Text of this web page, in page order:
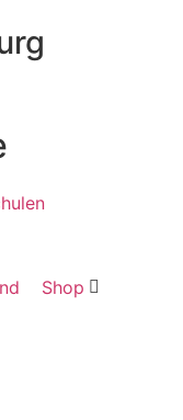
Shop